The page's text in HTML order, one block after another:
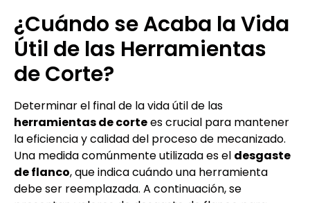
¿Cuándo se Acaba la Vida
Útil de las Herramientas
de Corte?
Determinar el final de la vida útil de las
herramientas de cortees crucial para mantener
la eficiencia y calidad del proceso de mecanizado.
Una medida comúnmente utilizada es el desgaste
de flanco, que indica cuándo una herramienta
debe ser reemplazada. A continuación, se